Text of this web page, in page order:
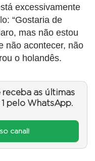
excessivamente
“Gostaria de
mas não estou
não acontecer, não
o holandês.
receba as últimas
pelo WhatsApp.
canal!